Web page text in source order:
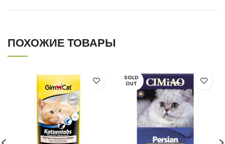
ПОХОЖИЕ ТОВАРЫ
SOLD
OUT